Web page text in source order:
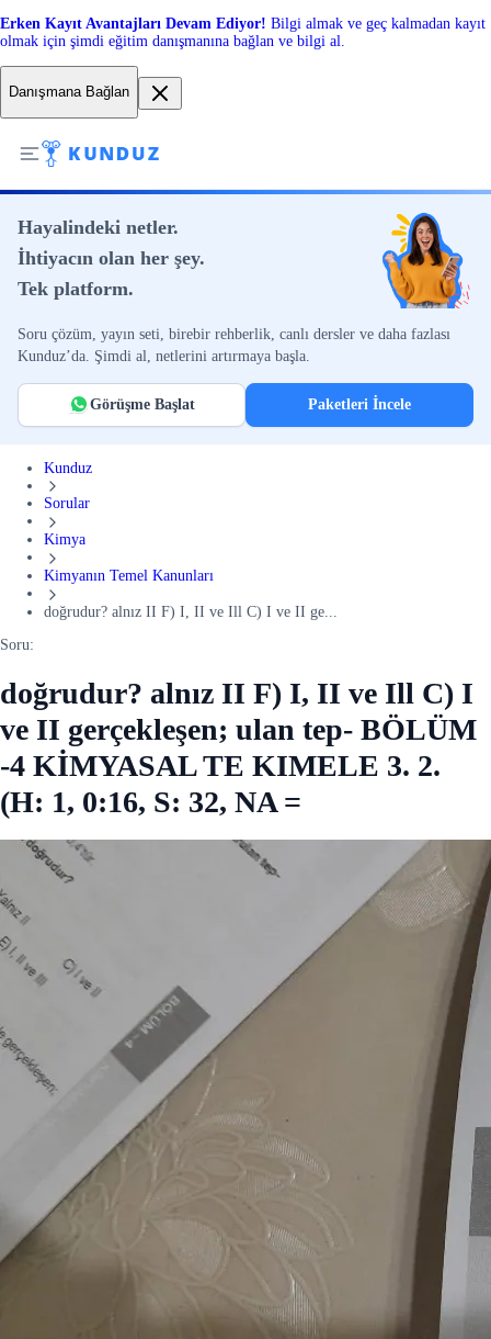
Erken Kayıt Avantajları Devam Ediyor! Bilgi almak ve geç kalmadan kayıt
olmak için şimdi eğitim danışmanına bağlan ve bilgi al.
Danışmana Bağlan
Hayalindeki netler.
İhtiyacın olan her şey.
Tek platform.
Soru çözüm, yayın seti, birebir rehberlik, canlı dersler ve daha fazlası
Kunduz’da. Şimdi al, netlerini artırmaya başla.
Görüşme Başlat Paketleri İncele
Kunduz
Sorular
Kimya
Kimyanın Temel Kanunları
doğrudur? alnız II F) I, II ve Ill C) I ve II ge...
Soru:
doğrudur? alnız II F) I, II ve Ill C) I
ve II gerçekleşen; ulan tep- BÖLÜM
-4 KİMYASAL TE KIMELE 3. 2.
(H: 1, 0:16, S: 32, NA =